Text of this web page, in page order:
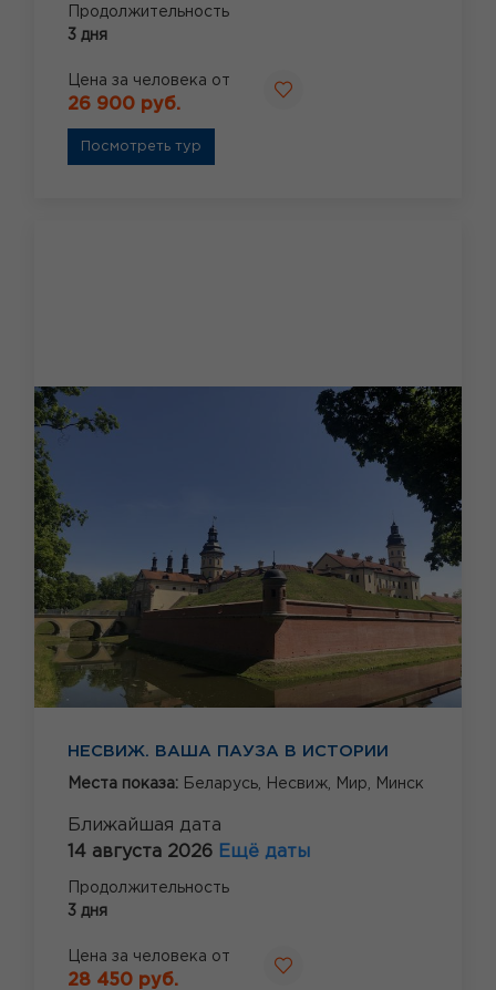
Продолжительность
3 дня
Цена за человека от
26 900 руб.
Посмотреть тур
НЕСВИЖ. ВАША ПАУЗА В ИСТОРИИ
Места показа: Беларусь, Несвиж, Мир, Минск
Ближайшая дата
14 августа 2026 Ещё даты
Продолжительность
3 дня
Цена за человека от
28 450 руб.